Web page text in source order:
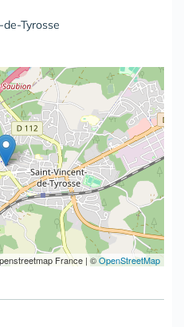
Tyrosse
France | ©OpenStreetMap